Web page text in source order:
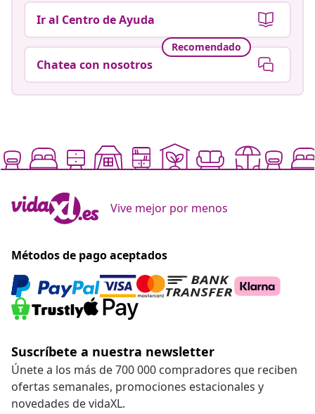
Ir al Centro de Ayuda
Recomendado
Chatea con nosotros
Vive mejor por menos
Métodos de pago aceptados
Suscríbete a nuestra newsletter
Únete a los más de 700 000 compradores que reciben
ofertas semanales, promociones estacionales y
novedades de vidaXL.